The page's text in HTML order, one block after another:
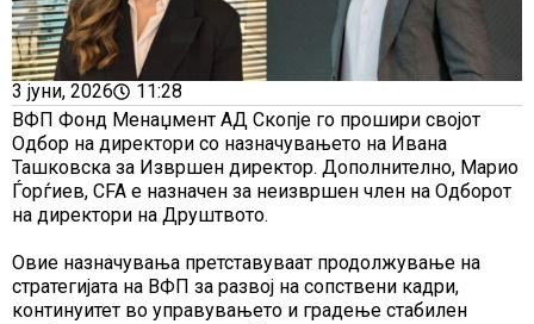
3 јуни, 2026
11:28
ВФП Фонд Менаџмент АД Скопје го прошири својот
Одбор на директори со назначувањето на Ивана
Ташковска за Извршен директор. Дополнително, Марио
Ѓорѓиев, CFA е назначен за неизвршен член на Одборот
на директори на Друштвото.
Овие назначувања претставуваат продолжување на
стратегијата на ВФП за развој на сопствени кадри,
континуитет во управувањето и градење стабилен